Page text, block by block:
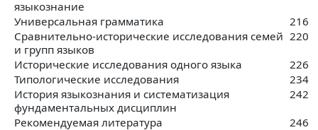
языкознание
Универсальная грамматика
216
Сравнительно-исторические исследования семей
и групп языков
220
Исторические исследования одного языка
226
Типологические исследования
234
История языкознания и систематизация
фундаментальных дисциплин
242
Рекомендуемая литература
246